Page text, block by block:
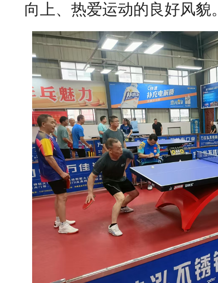
向上、热爱运动的良好风貌